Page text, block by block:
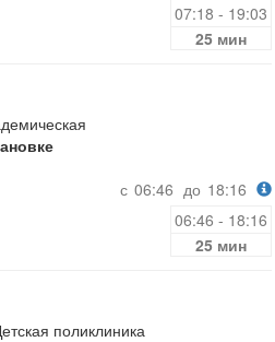
07:18 - 19:03
25 мин
с 06:46 до 18:16
06:46 - 18:16
25 мин
поликлиника